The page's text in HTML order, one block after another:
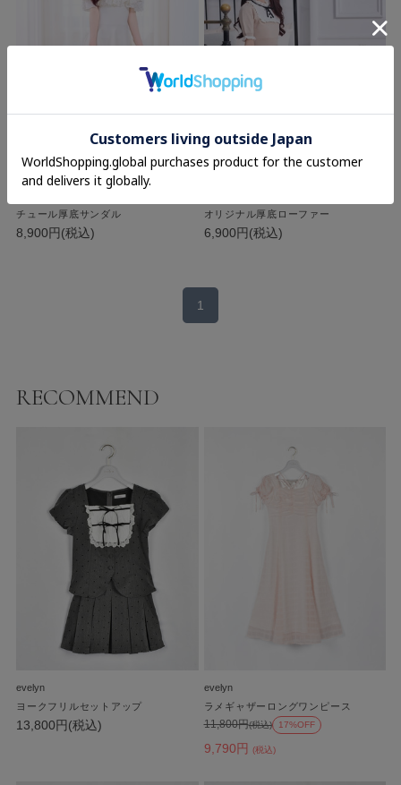
チュール厚底サンダル
8,900円(税込)
オリジナル厚底ローファー
6,900円(税込)
1
RECOMMEND
evelyn
ヨークフリルセットアップ
13,800円(税込)
evelyn
ラメギャザーロングワンピース
9,790円 (税込)
11,800円(税込) 17%OFF